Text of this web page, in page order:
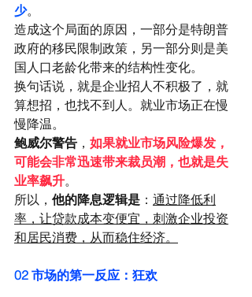
少。
造成这个局面的原因，一部分是特朗普
政府的移民限制政策，另一部分则是美
国人口老龄化带来的结构性变化。
换句话说，就是企业招人不积极了，就
算想招，也找不到人。就业市场正在慢
慢降温。
鲍威尔警告 ， 如果就业市场风险爆发，
可能会非常迅速带来裁员潮，也就是失
业率飙升。
所以， 他的降息逻辑是 ： 通过降低利
率，让贷款成本变便宜，刺激企业投资
和居民消费，从而稳住经济。
02 市场的第一反应：狂欢